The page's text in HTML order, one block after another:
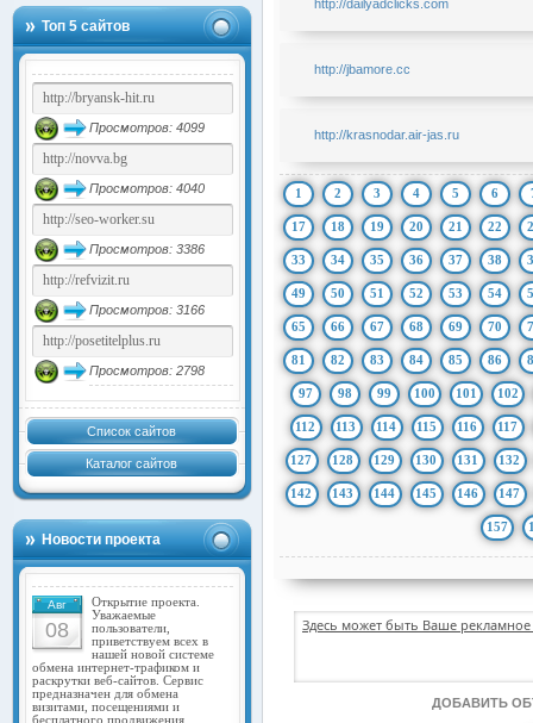
Топ 5 сайтов
Просмотров: 4099
Просмотров: 4040
Просмотров: 3386
Просмотров: 3166
Просмотров: 2798
Список сайтов
Каталог сайтов
Новости проекта
Авг
08
Открытие проекта.
Уважаемые
пользователи,
приветствуем всех в
нашей новой системе
обмена интернет-трафиком и
раскрутки веб-сайтов. Сервис
предназначен для обмена
визитами, посещениями и
бесплатного продвижения
http://dailyadclicks.com
http://jbamore.cc
http://krasnodar.air-jas.ru
1 2 3 4 5 6
17 18 19 20 21 22
33 34 35 36 37 38
49 50 51 52 53 54
65 66 67 68 69 70
81 82 83 84 85 86
97 98 99 100 101 102
112 113 114 115 116 117
127 128 129 130 131 132
142 143 144 145 146 147
157
Здесь может быть Ваше
ДОБАВИТЬ